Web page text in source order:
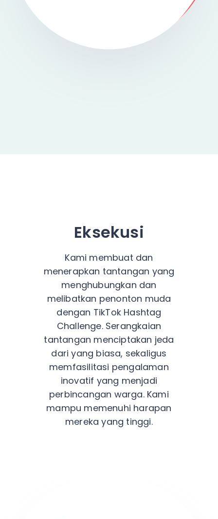
Eksekusi
Kami membuat dan
menerapkan tantangan yang
menghubungkan dan
melibatkan penonton muda
dengan TikTok Hashtag
Challenge. Serangkaian
tantangan menciptakan jeda
dari yang biasa, sekaligus
memfasilitasi pengalaman
inovatif yang menjadi
perbincangan warga. Kami
mampu memenuhi harapan
mereka yang tinggi.